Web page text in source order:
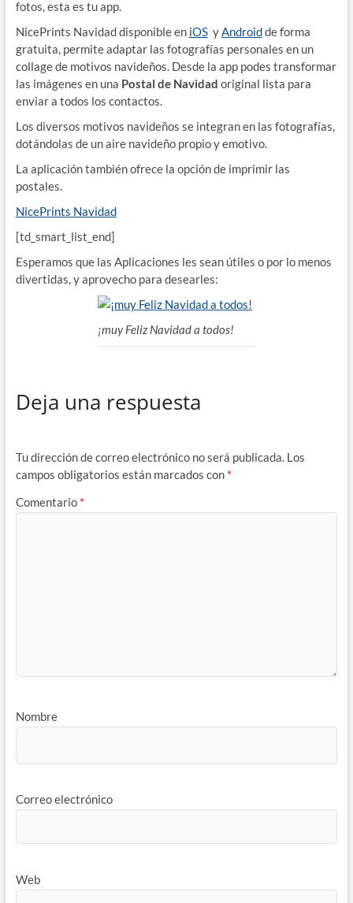
fotos, esta es tu app.
NicePrints Navidad disponible en iOSyAndroidde forma
gratuita, permite adaptar las fotografías personales en un
collage de motivos navideños. Desde la app podes transformar
las imágenes en una Postal de Navidad original lista para
enviar a todos los contactos.
Los diversos motivos navideños se integran en las fotografías,
dotándolas de un aire navideño propio y emotivo.
La aplicación también ofrece la opción de imprimir las
postales.
NicePrints Navidad
[td_smart_list_end]
Esperamos que las Aplicaciones les sean útiles o por lo menos
divertidas, y aprovecho para desearles:
¡muy Feliz Navidad a todos!
Deja una respuesta
Tu dirección de correo electrónico no será publicada. Los
campos obligatorios están marcados con *
Comentario *
Nombre
Correo electrónico
Web